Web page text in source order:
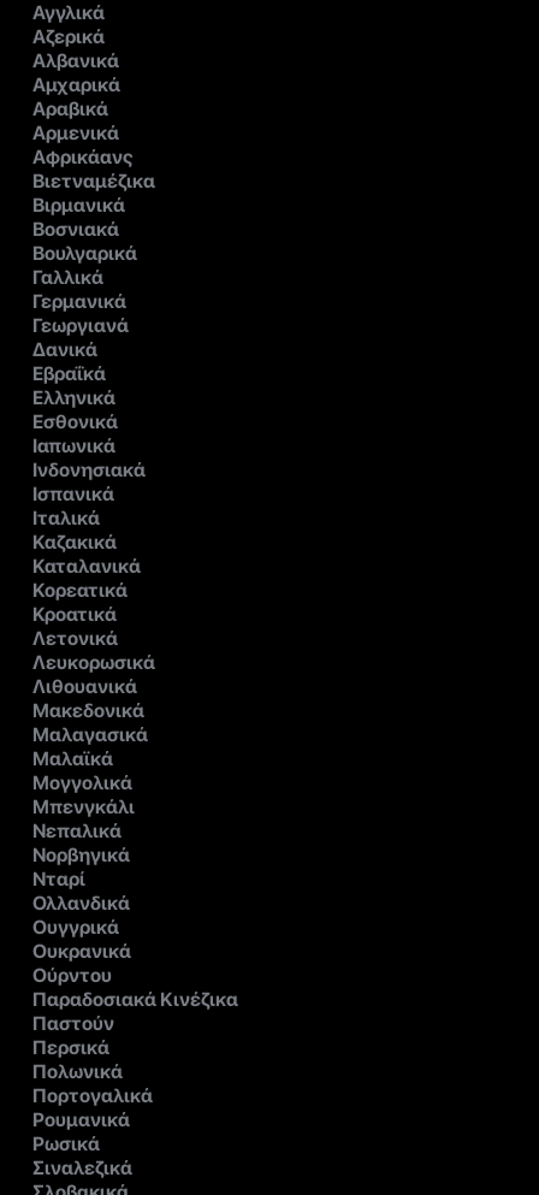
Αγγλικά
Αζερικά
Αλβανικά
Αμχαρικά
Αραβικά
Αρμενικά
Αφρικάανς
Βιετναμέζικα
Βιρμανικά
Βοσνιακά
Βουλγαρικά
Γαλλικά
Γερμανικά
Γεωργιανά
Δανικά
Εβραΐκά
Ελληνικά
Εσθονικά
Ιαπωνικά
Ινδονησιακά
Ισπανικά
Ιταλικά
Καζακικά
Καταλανικά
Κορεατικά
Κροατικά
Λετονικά
Λευκορωσικά
Λιθουανικά
Μακεδονικά
Μαλαγασικά
Μαλαϊκά
Μογγολικά
Μπενγκάλι
Νεπαλικά
Νορβηγικά
Νταρί
Ολλανδικά
Ουγγρικά
Ουκρανικά
Ούρντου
Παραδοσιακά Κινέζικα
Παστούν
Περσικά
Πολωνικά
Πορτογαλικά
Ρουμανικά
Ρωσικά
Σιναλεζικά